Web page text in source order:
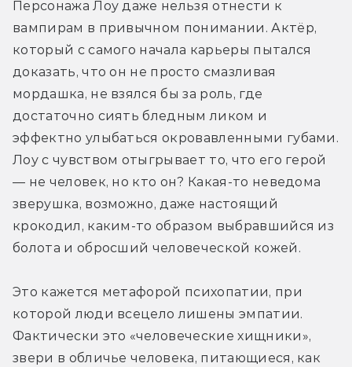
Персонажа Лоу даже нельзя отнести к
вампирам в привычном понимании. Актёр,
который с самого начала карьеры пытался
доказать, что он не просто смазливая
мордашка, не взялся бы за роль, где
достаточно сиять бледным ликом и
эффектно улыбаться окровавленными губами.
Лоу с чувством отыгрывает то, что его герой
— не человек, но кто он? Какая-то неведома
зверушка, возможно, даже настоящий
крокодил, каким-то образом выбравшийся из
болота и обросший человеческой кожей.
Это кажется метафорой психопатии, при
которой люди всецело лишены эмпатии.
Фактически это «человеческие хищники»,
звери в обличье человека, питающиеся, как